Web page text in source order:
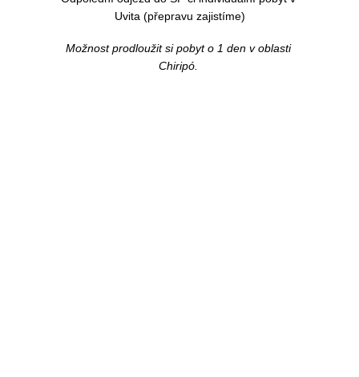
Uvita (přepravu zajistíme)
Možnost prodloužit si pobyt o 1 den v oblasti
Chiripó.